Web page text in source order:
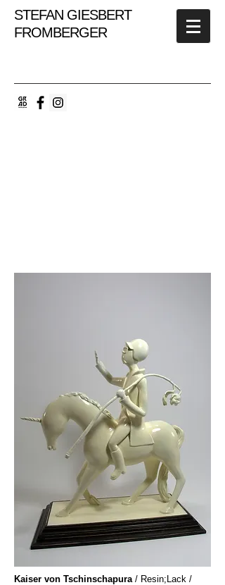
STEFAN GIESBERT
FROMBERGER
Kaiser von Tschinschapura/ Resin;Lack /